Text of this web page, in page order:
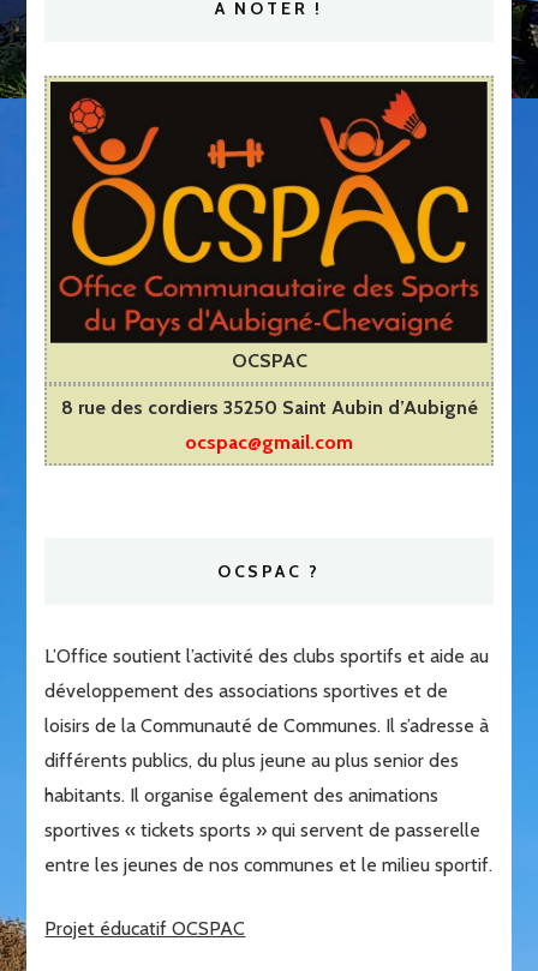
A NOTER !
OCSPAC
8 rue des cordiers 35250 Saint Aubin d’Aubigné
ocspac@gmail.com
OCSPAC ?
L’Office soutient l’activité des clubs sportifs et aide au
développement des associations sportives et de
loisirs de la Communauté de Communes. Il s’adresse à
différents publics, du plus jeune au plus senior des
habitants. Il organise également des animations
sportives « tickets sports » qui servent de passerelle
entre les jeunes de nos communes et le milieu sportif.
Projet éducatif OCSPAC